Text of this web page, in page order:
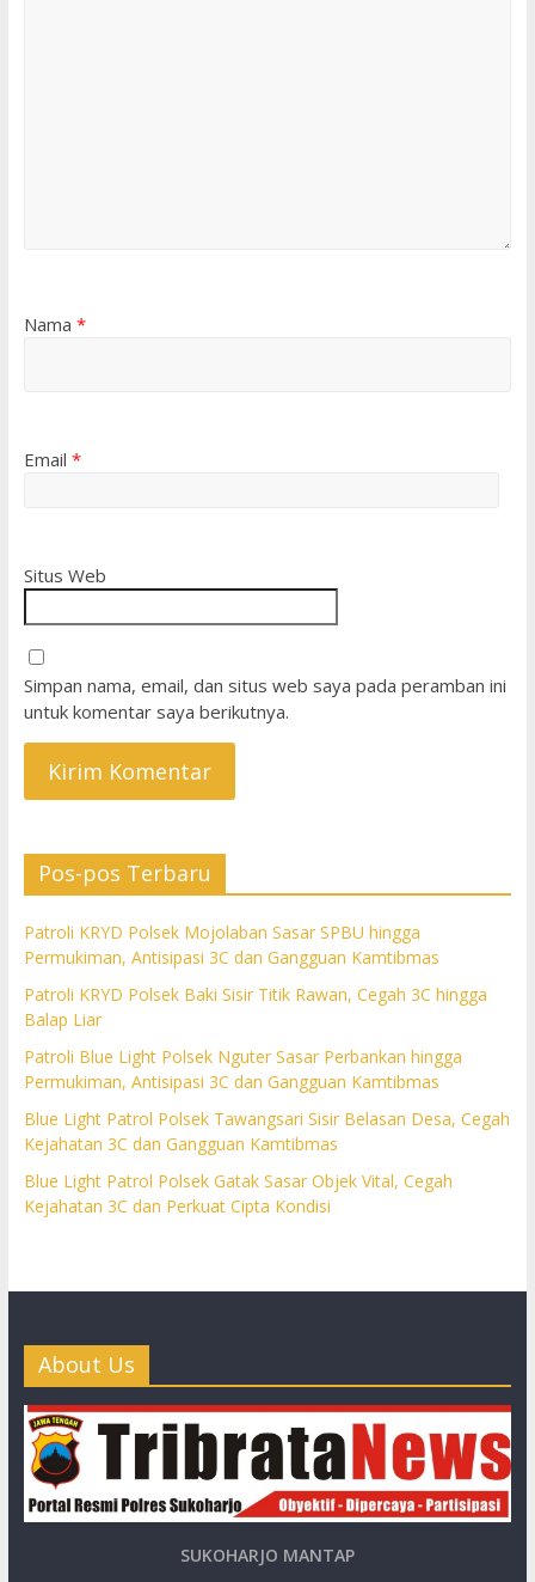
Nama *
Email *
Situs Web
Simpan nama, email, dan situs web saya pada peramban ini
untuk komentar saya berikutnya.
Pos-pos Terbaru
Patroli KRYD Polsek Mojolaban Sasar SPBU hingga
Permukiman, Antisipasi 3C dan Gangguan Kamtibmas
Patroli KRYD Polsek Baki Sisir Titik Rawan, Cegah 3C hingga
Balap Liar
Patroli Blue Light Polsek Nguter Sasar Perbankan hingga
Permukiman, Antisipasi 3C dan Gangguan Kamtibmas
Blue Light Patrol Polsek Tawangsari Sisir Belasan Desa, Cegah
Kejahatan 3C dan Gangguan Kamtibmas
Blue Light Patrol Polsek Gatak Sasar Objek Vital, Cegah
Kejahatan 3C dan Perkuat Cipta Kondisi
About Us
SUKOHARJO MANTAP